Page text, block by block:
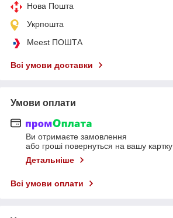
Нова Пошта
Укрпошта
Meest ПОШТА
Всі умови доставки
Умови оплати
Ви отримаєте замовлення
або гроші повернуться на вашу картку
Детальніше
Всі умови оплати